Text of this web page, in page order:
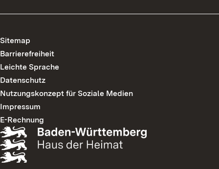
Navigation
Über uns
Das Haus der Heimat des Landes Baden-Württemberg
Ansprechpartner
Kontakt
Kulturpreise
Publikationen
Kauf widerrufen
Programm
Ausstellung
Koffer.Geschichten
Veranstaltungen
Navigation
überspringen
Sitemap
Barrierefreiheit
Leichte Sprache
Datenschutz
Nutzungskonzept für Soziale Medien
Impressum
E-Rechnung